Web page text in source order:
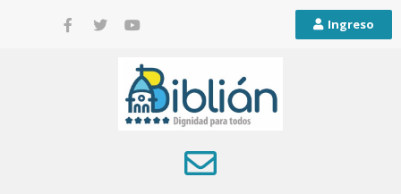
Ingreso